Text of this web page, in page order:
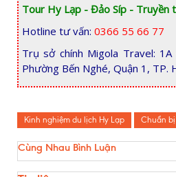
Tour Hy Lạp - Đảo Síp - Truyền
Hotline tư vấn: 0366 55 66 77
Trụ sở chính Migola Travel:
Phường Bến Nghé, Quận 1, TP.
Kinh nghiệm du lịch Hy Lạp Chuẩn
Cùng Nhau Bình Luận